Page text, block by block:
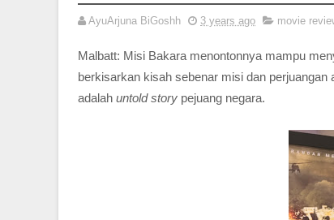
AyuArjuna BiGoshh 3 years ago movie
Malbatt: Misi Bakara menontonnya mampu
berkisarkan kisah sebenar misi dan
adalah untold story pejuang negara.